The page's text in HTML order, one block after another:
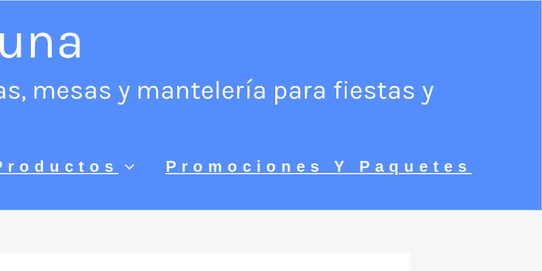
mesas y mantelería para fiestas y
Promociones Y Paquetes